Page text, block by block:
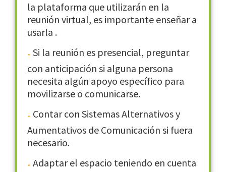
la plataforma que utilizarán en la
reunión virtual, es importante enseñar a
usarla .
Si la reunión es presencial, preguntar
con anticipación si alguna persona
necesita algún apoyo específico para
movilizarse o comunicarse.
Contar con Sistemas Alternativos y
Aumentativos de Comunicación si fuera
necesario.
Adaptar el espacio teniendo en cuenta